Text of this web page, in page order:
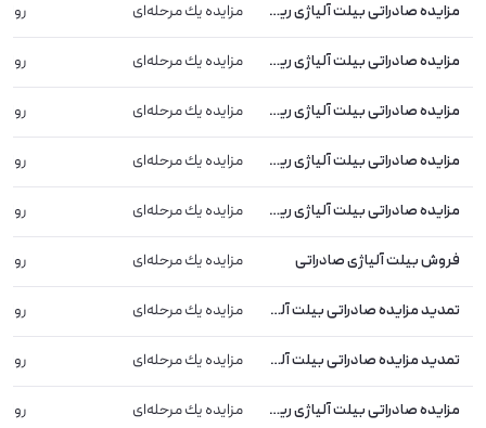
مزایده صادراتی بیلت آلیاژی ریخته‌گری مداوم شرکت فولاد آلیاژی ایران ((منقضی شد)) مزایده یك مرحله‌ای
مزایده صادراتی بیلت آلیاژی ریخته‌گری مداوم شرکت فولاد آلیاژی ایران ((منقضی شد)) مزایده یك مرحله‌ای
مزایده صادراتی بیلت آلیاژی ریخته‌گری مداوم شرکت فولاد آلیاژی ایران ((منقضی شد)) مزایده یك مرحله‌ای
مزایده صادراتی بیلت آلیاژی ریخته‌گری مداوم شرکت فولاد آلیاژی ایران ((منقضی شد)) مزایده یك مرحله‌ای
مزایده صادراتی بیلت آلیاژی ریخته‌گری مداوم شرکت فولاد آلیاژی ایران ((منقضی شد)) مزایده یك مرحله‌ای
فروش بیلت آلیاژی صادراتی مزایده یك مرحله‌ای
تمدید مزایده صادراتی بیلت آلیاژی ریخته‌گری مداوم شرکت فولاد آلیاژی ایران مزایده یك مرحله‌ای
تمدید مزایده صادراتی بیلت آلیاژی ریخته‌گری مداوم شرکت فولاد آلیاژی ایران مزایده یك مرحله‌ای
مزایده صادراتی بیلت آلیاژی ریخته‌گری مداوم شرکت فولاد آلیاژی ایران مزایده یك مرحله‌ای